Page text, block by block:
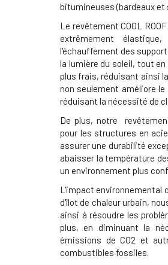
bitumineuses (bardeaux et
Le revêtement COOL
extrêmement
l'échauffement des
la lumière du soleil, tout
plus frais, réduisant ainsi
non seulement améliore
réduisant la nécessité de
De plus, notre
pour les structures en
assurer une durabilité
abaisser la température
un environnement plus
L'impact environnemental
d'îlot de chaleur urbain,
ainsi à résoudre les
plus, en diminuant la
émissions de CO2 et
combustibles fossiles.